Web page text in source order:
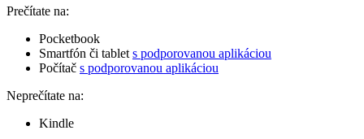
Prečítate na:
Pocketbook
Smartfón či tablet s podporovanou aplikáciou
Počítač s podporovanou aplikáciou
Neprečítate na:
Kindle